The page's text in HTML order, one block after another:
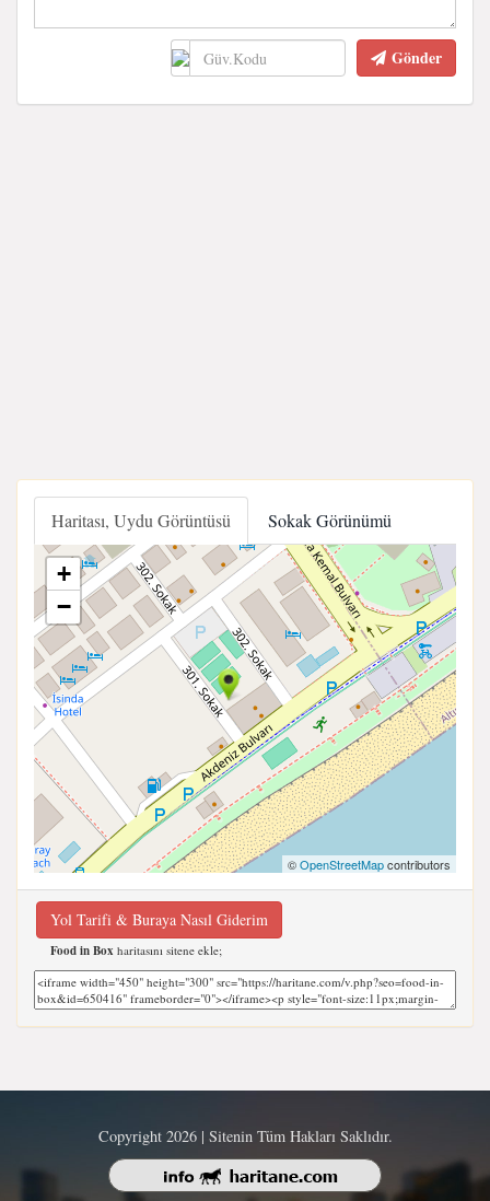
Gönder
Haritası, Uydu Görüntüsü Sokak Görünümü
+
−
©OpenStreetMapcontributors
Yol Tarifi & Buraya Nasıl Giderim
Food in Box haritasını sitene ekle;
Copyright 2026 | Sitenin Tüm Hakları Saklıdır.